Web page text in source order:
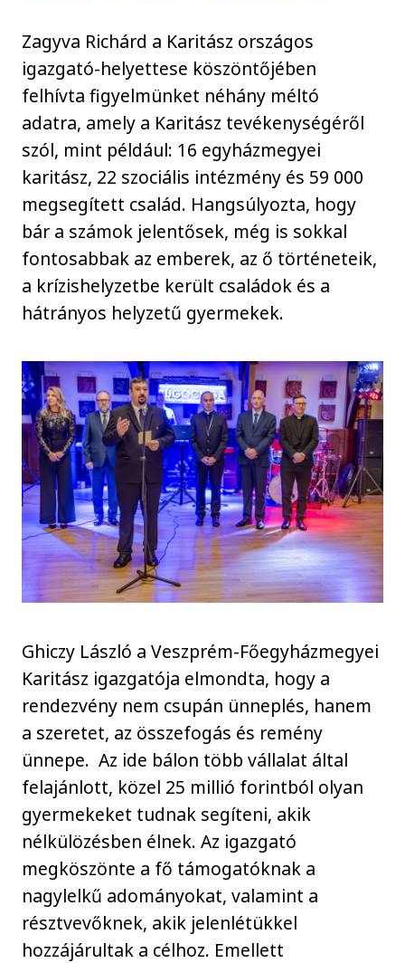
Zagyva Richárd a Karitász országos
igazgató-helyettese köszöntőjében
felhívta figyelmünket néhány méltó
adatra, amely a Karitász tevékenységéről
szól, mint például: 16 egyházmegyei
karitász, 22 szociális intézmény és 59 000
megsegített család. Hangsúlyozta, hogy
bár a számok jelentősek, még is sokkal
fontosabbak az emberek, az ő történeteik,
a krízishelyzetbe került családok és a
hátrányos helyzetű gyermekek.
Ghiczy László a Veszprém-Főegyházmegyei
Karitász igazgatója elmondta, hogy a
rendezvény nem csupán ünneplés, hanem
a szeretet, az összefogás és remény
ünnepe. Az ide bálon több vállalat által
felajánlott, közel 25 millió forintból olyan
gyermekeket tudnak segíteni, akik
nélkülözésben élnek. Az igazgató
megköszönte a fő támogatóknak a
nagylelkű adományokat, valamint a
résztvevőknek, akik jelenlétükkel
hozzájárultak a célhoz. Emellett